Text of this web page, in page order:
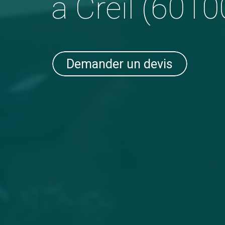
à Creil
Demander un devis